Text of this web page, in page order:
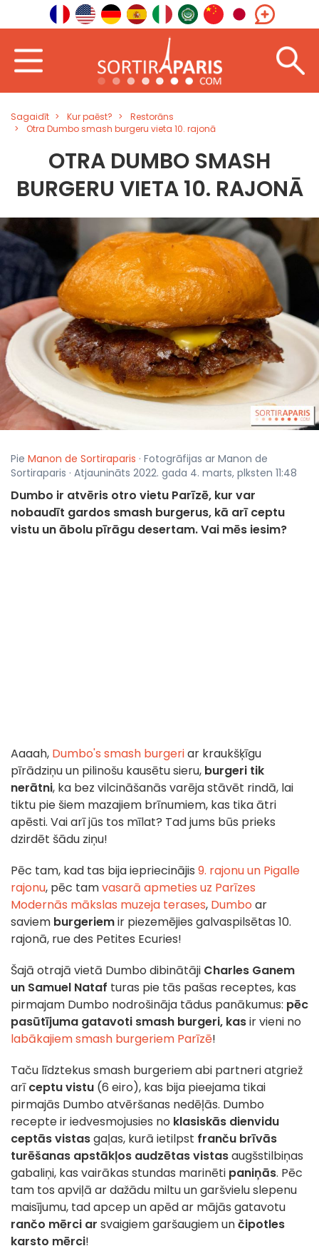
Sagaidīt Kur paēst?
Restorāns
Otra Dumbo smash burgeru vieta 10. rajonā
OTRA DUMBO SMASH
BURGERU VIETA 10. RAJONĀ
Pie Manon de Sortiraparis · Fotogrāfijas ar Manon de
Sortiraparis · Atjaunināts 2022. gada 4. marts, plksten 11:48
Dumbo ir atvēris otro vietu Parīzē, kur var
nobaudīt gardos smash burgerus, kā arī ceptu
vistu un ābolu pīrāgu desertam. Vai mēs iesim?
Aaaah, Dumbo's smash burgeriar kraukšķīgu
pīrādziņu un pilinošu kausētu sieru, burgeri tik
nerātni, ka bez vilcināšanās varēja stāvēt rindā, lai
tiktu pie šiem mazajiem brīnumiem, kas tika ātri
apēsti. Vai arī jūs tos mīlat? Tad jums būs prieks
dzirdēt šādu ziņu!
Pēc tam, kad tas bija iepriecinājis 9. rajonu un Pigalle
rajonu, pēc tamvasarā apmeties uz Parīzes
Modernās mākslas muzeja terases, Dumbo ar
saviem burgeriemir piezemējies galvaspilsētas 10.
rajonā, rue des Petites Ecuries!
Šajā otrajā vietā Dumbo dibinātāji Charles Ganem
un Samuel Nataf turas pie tās pašas receptes, kas
pirmajam Dumbo nodrošināja tādus panākumus: pēc
pasūtījuma gatavoti smash burgeri, kasir vieni no
labākajiem smash burgeriem Parīzē!
Taču līdztekus smash burgeriem abi partneri atgriež
arīceptu vistu (6 eiro), kas bija pieejama tikai
pirmajās Dumbo atvēršanas nedēļās. Dumbo
recepte ir iedvesmojusies no klasiskās dienvidu
ceptās vistasgaļas, kurā ietilpst franču brīvās
turēšanas apstākļos audzētas vistasaugšstilbiņas
gabaliņi, kas vairākas stundas marinēti paniņās. Pēc
tam tos apviļā ar dažādu miltu un garšvielu slepenu
maisījumu, tad apcep un apēd ar mājās gatavotu
rančo mērci ar svaigiem garšaugiem unčipotles
karsto mērci!